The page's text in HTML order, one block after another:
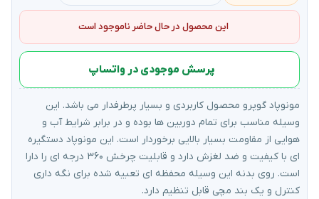
این محصول در حال حاضر ناموجود است
پرسش موجودی در واتساپ
مونوپاد گوپرو محصول کاربردی و بسیار پرطرفدار می باشد. این
وسیله مناسب برای تمام دوربین ها بوده و در برابر شرایط آب و
هوایی از مقاومت بسیار بالایی برخوردار است. این مونوپاد دستگیره
ای با کیفیت و ضد لغزش دارد و قابلیت چرخش ۳۶۰ درجه ای را دارا
است. روی بدنه این وسیله محفظه ای تعبیه شده برای نگه داری
کنترل و یک بند مچی قابل تنظیم دارد.